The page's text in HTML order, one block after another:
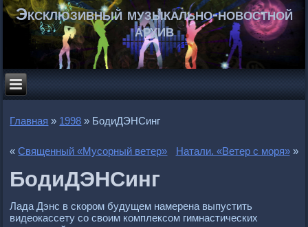
Эксклюзивный музыкально-новостной
архив
Главная » 1998 » БодиДЭНСинг
«Священный «Мусорный ветер» Натали. «Ветер с моря»»
БодиДЭНСинг
Лада Дэнс в скором будущем намерена выпустить
видеокассету со своим комплексом гимнастических